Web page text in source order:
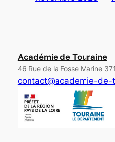
Académie de Touraine
46 Rue de la Fosse Marine
contact@academie-de-